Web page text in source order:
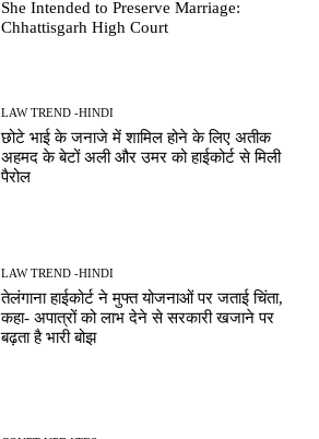
She Intended to Preserve Marriage:
Chhattisgarh High Court
LAW TREND -HINDI
छोटे भाई के जनाजे में शामिल होने के लिए अतीक
अहमद के बेटों अली और उमर को हाईकोर्ट से मिली
पैरोल
LAW TREND -HINDI
तेलंगाना हाईकोर्ट ने मुफ्त योजनाओं पर जताई चिंता,
कहा- अपात्रों को लाभ देने से सरकारी खजाने पर
बढ़ता है भारी बोझ